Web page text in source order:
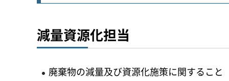
減量資源化担当
廃棄物の減量及び資源化施策に関すること